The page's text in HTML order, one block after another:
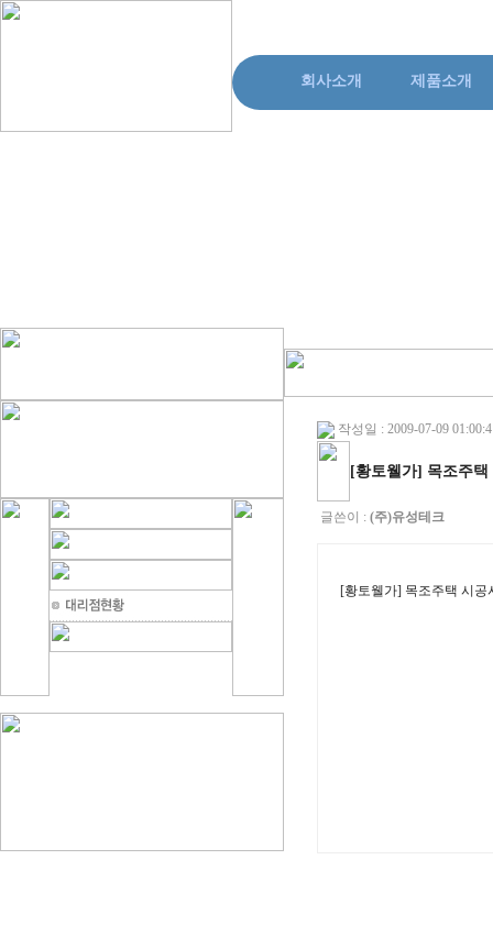
회사소개 제품소개
작성일 : 2009-07-09
[황토웰가] 목조주택
글쓴이 : (주)유성테크
[황토웰가] 목조주택 시공